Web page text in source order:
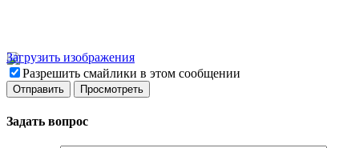
Загрузить изображения
Разрешить смайлики в этом сообщении
Задать вопрос